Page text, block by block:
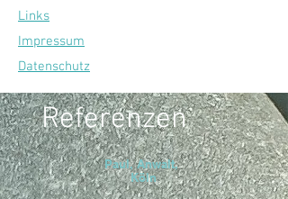
Links
Impressum
Datenschutz
Referenzen
Paul, Anwalt,
Köln